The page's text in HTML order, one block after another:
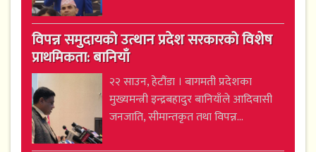
विपन्न समुदायको उत्थान प्रदेश सरकारको विशेष
प्राथमिकता: बानियाँ
२२ साउन, हेटौंडा । बागमती प्रदेशका
मुख्यमन्त्री इन्द्रबहादुर बानियाँले आदिवासी
जनजाति, सीमान्तकृत तथा विपन्न...